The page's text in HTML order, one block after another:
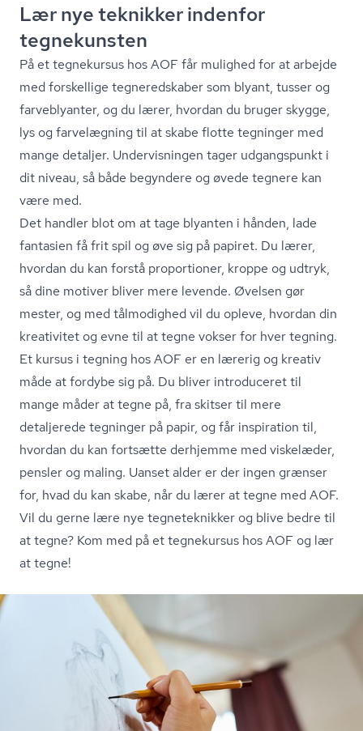
Lær nye teknikker indenfor
tegnekunsten
På et tegnekursus hos AOF får mulighed for at arbejde
med forskellige tegneredskaber som blyant, tusser og
farveblyanter, og du lærer, hvordan du bruger skygge,
lys og farvelægning til at skabe flotte tegninger med
mange detaljer. Undervisningen tager udgangspunkt i
dit niveau, så både begyndere og øvede tegnere kan
være med.
Det handler blot om at tage blyanten i hånden, lade
fantasien få frit spil og øve sig på papiret. Du lærer,
hvordan du kan forstå proportioner, kroppe og udtryk,
så dine motiver bliver mere levende. Øvelsen gør
mester, og med tålmodighed vil du opleve, hvordan din
kreativitet og evne til at tegne vokser for hver tegning.
Et kursus i tegning hos AOF er en lærerig og kreativ
måde at fordybe sig på. Du bliver introduceret til
mange måder at tegne på, fra skitser til mere
detaljerede tegninger på papir, og får inspiration til,
hvordan du kan fortsætte derhjemme med viskelæder,
pensler og maling. Uanset alder er der ingen grænser
for, hvad du kan skabe, når du lærer at tegne med AOF.
Vil du gerne lære nye tegneteknikker og blive bedre til
at tegne? Kom med på et tegnekursus hos AOF og lær
at tegne!